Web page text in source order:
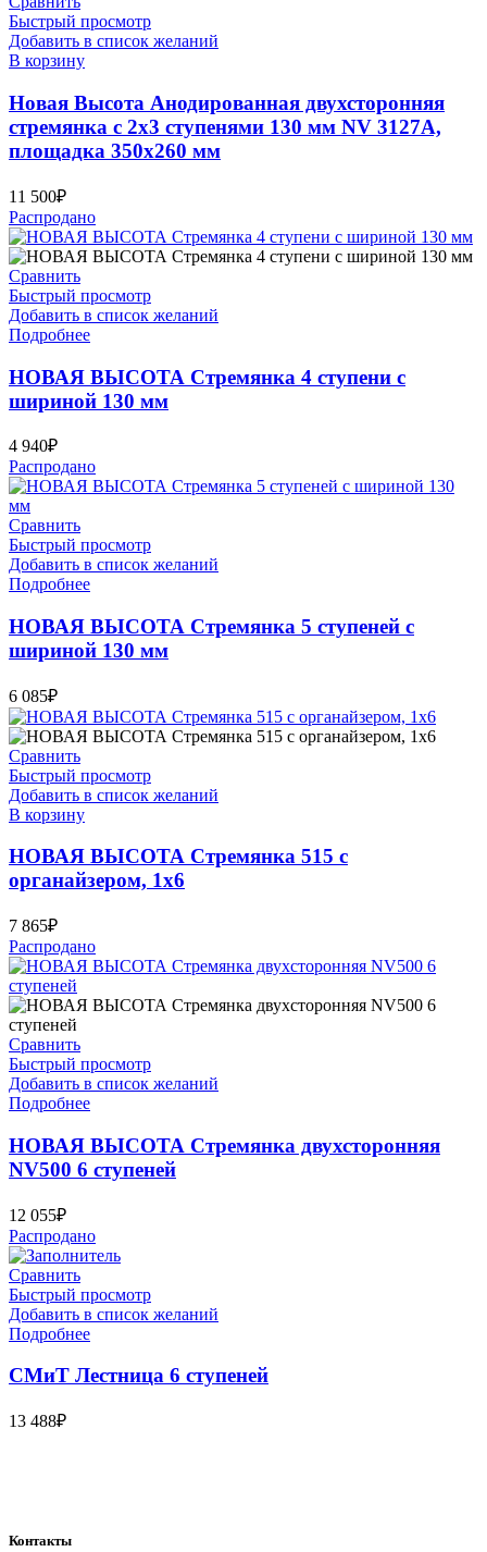
Быстрый просмотр
Добавить в список желаний
В корзину
Новая Высота Анодированная двухсторонняя
стремянка с 2х3 ступенями 130 мм NV 3127А,
площадка 350х260 мм
11 500₽
Распродано
Сравнить
Быстрый просмотр
Добавить в список желаний
Подробнее
НОВАЯ ВЫСОТА Стремянка 4 ступени с
шириной 130 мм
4 940₽
Распродано
Сравнить
Быстрый просмотр
Добавить в список желаний
Подробнее
НОВАЯ ВЫСОТА Стремянка 5 ступеней с
шириной 130 мм
6 085₽
Сравнить
Быстрый просмотр
Добавить в список желаний
В корзину
НОВАЯ ВЫСОТА Стремянка 515 с
органайзером, 1х6
7 865₽
Распродано
Сравнить
Быстрый просмотр
Добавить в список желаний
Подробнее
НОВАЯ ВЫСОТА Стремянка двухсторонняя
NV500 6 ступеней
12 055₽
Распродано
Сравнить
Быстрый просмотр
Добавить в список желаний
Подробнее
СМиТ Лестница 6 ступеней
13 488₽
Контакты